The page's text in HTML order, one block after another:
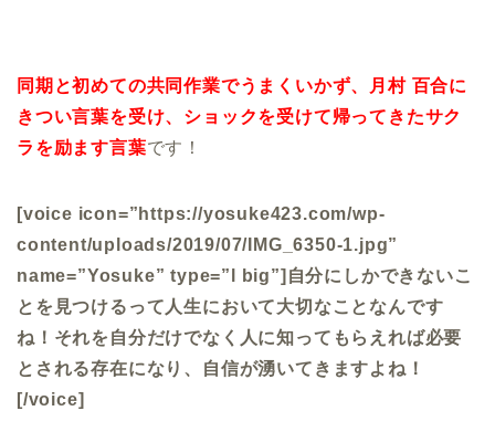
同期と初めての共同作業でうまくいかず、月村 百合に
きつい言葉を受け、ショックを受けて帰ってきたサク
ラを励ます言葉です！
[voice icon=”https://yosuke423.com/wp-
content/uploads/2019/07/IMG_6350-1.jpg”
name=”Yosuke” type=”l big”]自分にしかできないこ
とを見つけるって人生において大切なことなんです
ね！それを自分だけでなく人に知ってもらえれば必要
とされる存在になり、自信が湧いてきますよね！
[/voice]